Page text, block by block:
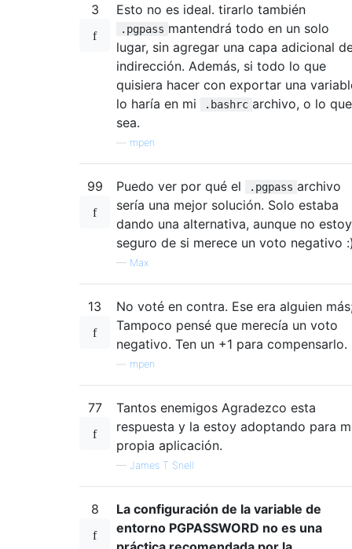
3 Esto no es ideal. tirarlo también
.pgpass mantendrá todo en un solo
lugar, sin agregar una capa adicional
indirección. Además, si todo lo que
quisiera hacer con exportar una
lo haría en mi
.bashrc archivo, o lo que
sea.
mpen
99 Puedo ver por qué el .pgpass archivo
sería una mejor solución. Solo estaba
dando una alternativa, aunque no estoy
seguro de si merece un voto negativo
— Max
13
No voté en contra. Ese era alguien
Tampoco pensé que merecía un voto
negativo. Ten un +1 para compensarlo.
mpen
77
Tantos enemigos Agradezco esta
respuesta y la estoy adoptando para
propia aplicación.
— James T Snell
8
La configuración de la variable de
entorno PGPASSWORD no es una